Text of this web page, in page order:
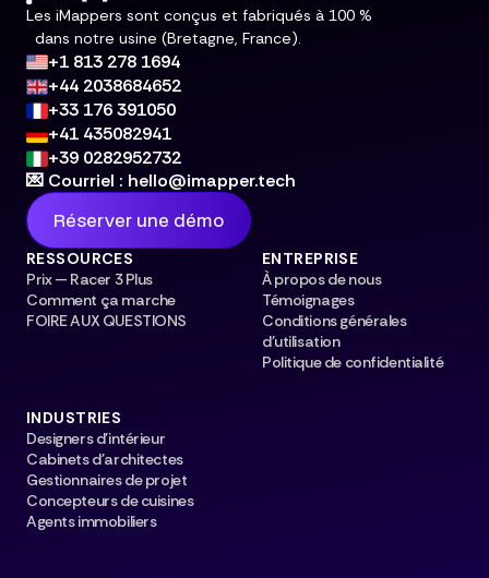
Les iMappers sont conçus et fabriqués à 100 %
dans notre usine (Bretagne, France).
+1 813 278 1694
+44 2038684652
+33 176 391050
+41 435082941
+39 0282952732
💌 Courriel : hello@imapper.tech
Réserver une démo
RESSOURCES
Prix — Racer 3 Plus
Comment ça marche
FOIRE AUX QUESTIONS
ENTREPRISE
À propos de nous
Témoignages
Conditions générales
d'utilisation
Politique de confidentialité
INDUSTRIES
Designers d'intérieur
Cabinets d'architectes
Gestionnaires de projet
Concepteurs de cuisines
Agents immobiliers